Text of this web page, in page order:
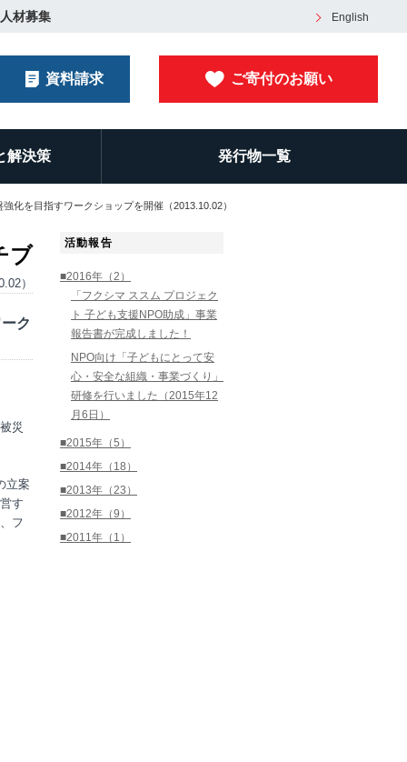
人材募集 English
資料請求 ご寄付のお願い
解決策 発行物一覧
化を目指すワークショップを開催（2013.10.02）
ブ
）
ク
災
立案
す
フ
活動報告
■2016年（2）
「フクシマ ススム プロジェク
ト 子ども支援NPO助成」事業
報告書が完成しました！
NPO向け「子どもにとって安
心・安全な組織・事業づくり」
研修を行いました（2015年12
月6日）
■2015年（5）
■2014年（18）
■2013年（23）
■2012年（9）
■2011年（1）